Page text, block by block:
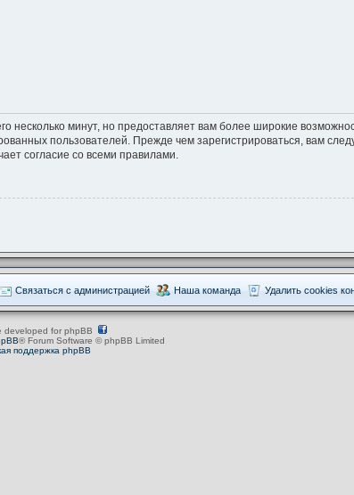
несколько минут, но предоставляет вам более широкие
пользователей. Прежде чем зарегистрироваться, вам
согласие со всеми правилами.
Удалить cookies
Наша команда
Связаться с администрацией
developed for phpBB
® Forum Software © phpBB Limited
поддержка phpBB